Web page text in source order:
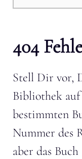
404
Stell Dir vor,
Bibliothek auf
bestimmten
Nummer des
aber das